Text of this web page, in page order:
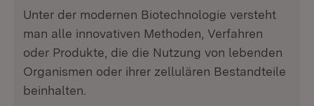
Unter der modernen Biotechnologie versteht
man alle innovativen Methoden, Verfahren
oder Produkte, die die Nutzung von lebenden
Organismen oder ihrer zellulären Bestandteile
beinhalten.